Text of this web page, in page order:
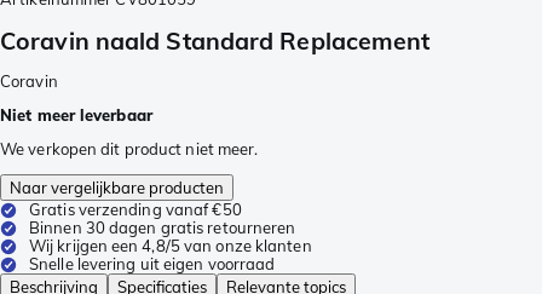
Coravin naald Standard Replacement
Coravin
Niet meer leverbaar
We verkopen dit product niet meer.
Naar vergelijkbare producten
Gratis verzending vanaf €50
Binnen 30 dagen gratis retourneren
Wij krijgen een 4,8/5 van onze klanten
Snelle levering uit eigen voorraad
Beschrijving
Specificaties Relevante topics